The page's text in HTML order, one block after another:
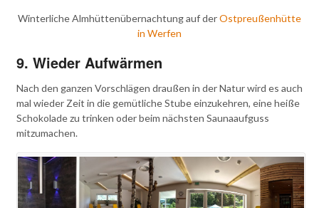
Winterliche Almhüttenübernachtung auf derOstpreußenhütte
in Werfen
9. Wieder Aufwärmen
Nach den ganzen Vorschlägen draußen in der Natur wird es auch
mal wieder Zeit in die gemütliche Stube einzukehren, eine heiße
Schokolade zu trinken oder beim nächsten Saunaaufguss
mitzumachen.